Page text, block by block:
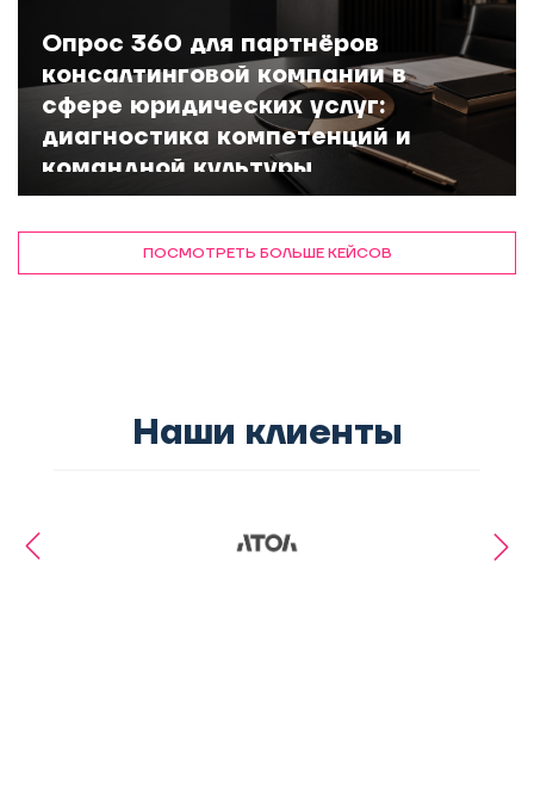
Опрос 360 для партнёров
консалтинговой компании в
сфере юридических услуг:
диагностика компетенций и
командной культуры
месяца: кейс оценки кандидатов
на руководящие позиции на этапе
ПОСМОТРЕТЬ БОЛЬШЕ КЕЙСОВ
Наши клиенты